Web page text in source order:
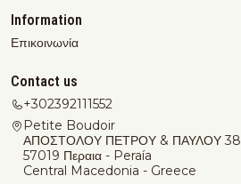
Information
Επικοινωνία
Contact us
+302392111552
Petite Boudoir
ΑΠΟΣΤΟΛΟΥ ΠΕΤΡΟΥ & ΠΑΥΛΟΥ 38
57019 Περαια - Peraía
Central Macedonia - Greece